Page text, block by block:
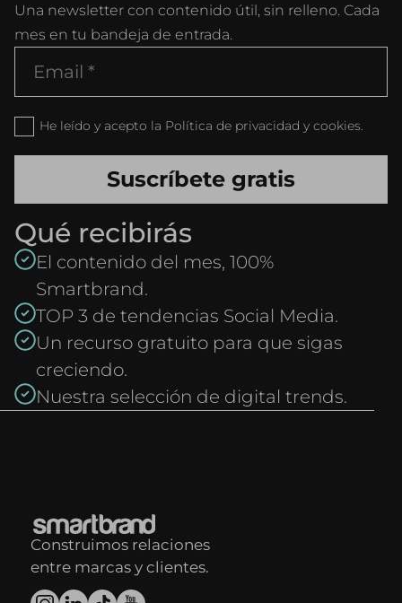
Una newsletter con contenido útil, sin relleno. Cada
mes en tu bandeja de entrada.
He leído y acepto la Política de privacidad y cookies.
Qué recibirás
El contenido del mes, 100%
Smartbrand.
TOP 3 de tendencias Social Media.
Un recurso gratuito para que sigas
creciendo.
Nuestra selección de digital trends.
Construimos relaciones
entre marcas y clientes.